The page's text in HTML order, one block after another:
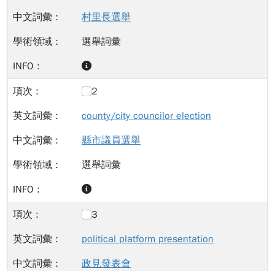
村里長選舉
選舉詞彙
2
county/city councilor election
縣市議員選舉
選舉詞彙
3
political platform presentation
政見發表會